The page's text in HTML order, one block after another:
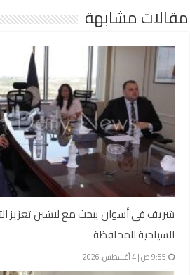
مقالات مشابهة
شريف في أسوان يبحث مع لاشين تعزيز
السياحية للمحافظة
9:55 ص | 4 أغسطس، 2026